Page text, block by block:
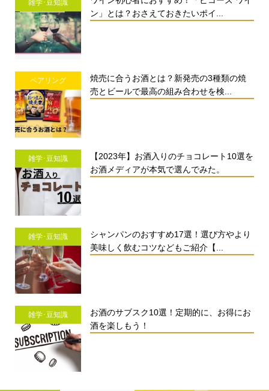
雑学･豆知識
ン」とは？おさえておきたいポイ...
ペアリング
焼売に合うお酒とは？新発売の3種類の焼
売とビールで最高の組み合わせを検...
雑学･豆知識
【2023年】お酒入りのチョコレート10選を
お酒メディアが本気で選んでみた。
雑学･豆知識
シャンパンのおすすめ17選！選び方やより
美味しく飲むコツなどもご紹介【...
雑学･豆知識
お酒のサブスク10選！定期的に、お得にお
酒を楽しもう！